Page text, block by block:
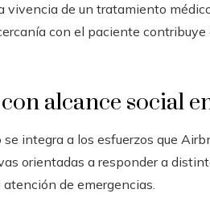
de un tratamiento
con el paciente contribuye
alcance social
integra a los esfuerzos que
orientadas a responder a
de emergencias.